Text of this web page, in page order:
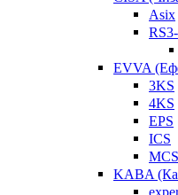
Asix
EVVA
3KS
4KS
EPS
ICS
MCS
KABA